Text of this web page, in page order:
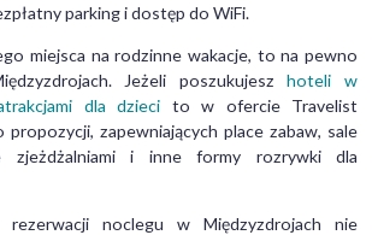
parking i dostęp do WiFi.
miejsca na rodzinne wakacje, to na pewno
Jeżeli poszukujeszhoteli w
dla dzieci to w ofercie Travelist
zapewniających place zabaw, sale
zjeżdżalniami i inne formy rozrywki dla
rezerwacji noclegu w Międzyzdrojach nie